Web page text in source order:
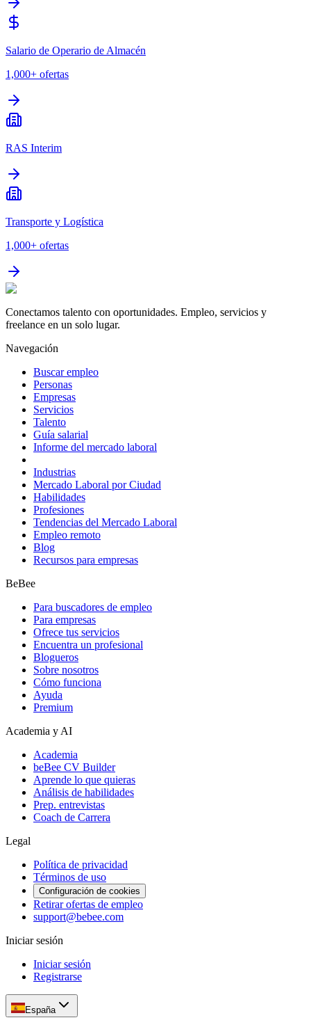
Salario de Operario de Almacén
1,000+ ofertas
RAS Interim
Transporte y Logística
1,000+ ofertas
Conectamos talento con oportunidades. Empleo, servicios y
freelance en un solo lugar.
Navegación
Buscar empleo
Personas
Empresas
Servicios
Talento
Guía salarial
Informe del mercado laboral
Industrias
Mercado Laboral por Ciudad
Habilidades
Profesiones
Tendencias del Mercado Laboral
Empleo remoto
Blog
Recursos para empresas
BeBee
Para buscadores de empleo
Para empresas
Ofrece tus servicios
Encuentra un profesional
Blogueros
Sobre nosotros
Cómo funciona
Ayuda
Premium
Academia y AI
Academia
beBee CV Builder
Aprende lo que quieras
Análisis de habilidades
Prep. entrevistas
Coach de Carrera
Legal
Política de privacidad
Términos de uso
Configuración de cookies
Retirar ofertas de empleo
support@bebee.com
Iniciar sesión
Iniciar sesión
Registrarse
España